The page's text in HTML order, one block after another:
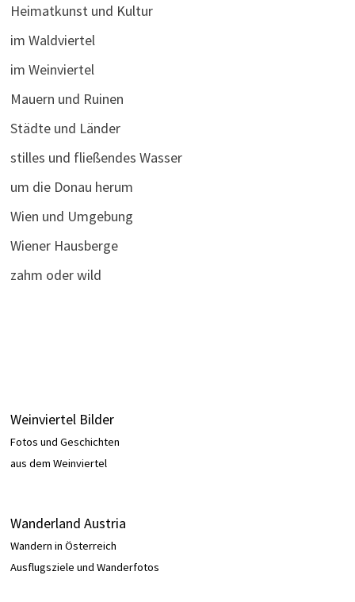
Heimatkunst und Kultur
im Waldviertel
im Weinviertel
Mauern und Ruinen
Städte und Länder
stilles und fließendes Wasser
um die Donau herum
Wien und Umgebung
Wiener Hausberge
zahm oder wild
Weinviertel Bilder
Fotos und Geschichten
aus dem Weinviertel
Wanderland Austria
Wandern in Österreich
Ausflugsziele und Wanderfotos